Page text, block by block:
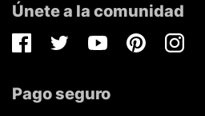
Únete a la comunidad
FacebookTwitterYoutubePinterest
Pago seguro